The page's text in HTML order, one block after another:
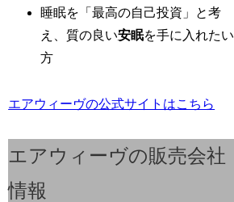
睡眠を「最高の自己投資」と考
え、質の良い安眠を手に入れたい
方
エアウィーヴの公式サイトはこちら
エアウィーヴの販売会社
情報